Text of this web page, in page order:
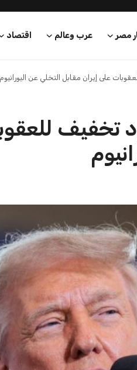
مصر عرب وعالم اقتصاد
على إيران مقابل التخلي عن اليورانيوم